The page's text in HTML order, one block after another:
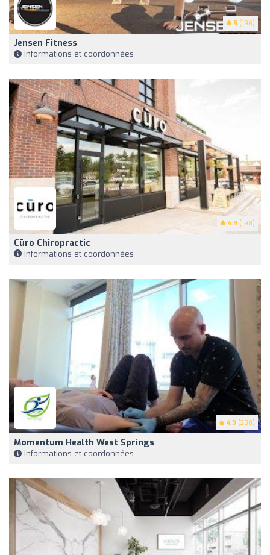
5 (196)
Jensen Fitness
Informations et coordonnées
4.9 (198)
Cūro Chiropractic
Informations et coordonnées
4.9 (200)
Momentum Health West Springs
Informations et coordonnées